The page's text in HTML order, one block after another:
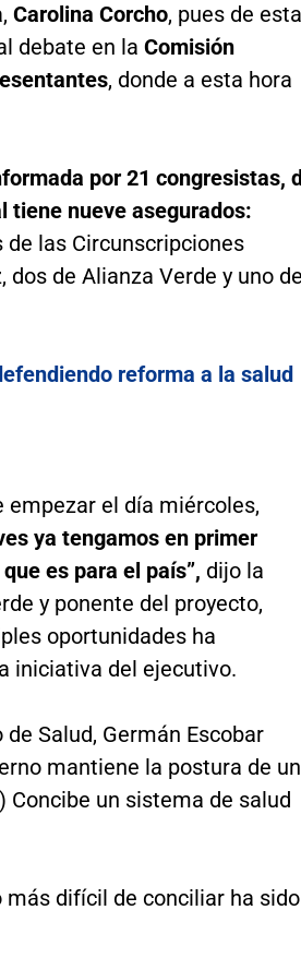
Carolina Corcho, pues de esta
debate en la Comisión
, donde a esta hora
por 21 congresistas,
tiene nueve asegurados:
las Circunscripciones
de Alianza Verde y uno
reforma a la salud
empezar el día miércoles,
ya tengamos en primer
es para el país”, dijo la
y ponente del proyecto,
oportunidades ha
iniciativa del ejecutivo.
Salud, Germán Escobar
mantiene la postura de un
un sistema de salud
difícil de conciliar ha sido